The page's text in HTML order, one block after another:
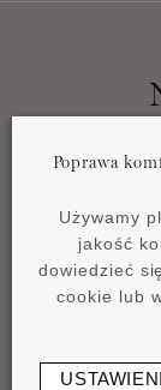
Poprawa
Używamy
jakość
dowiedzieć
cookie lub